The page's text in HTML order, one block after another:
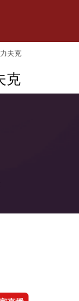
夫克
克